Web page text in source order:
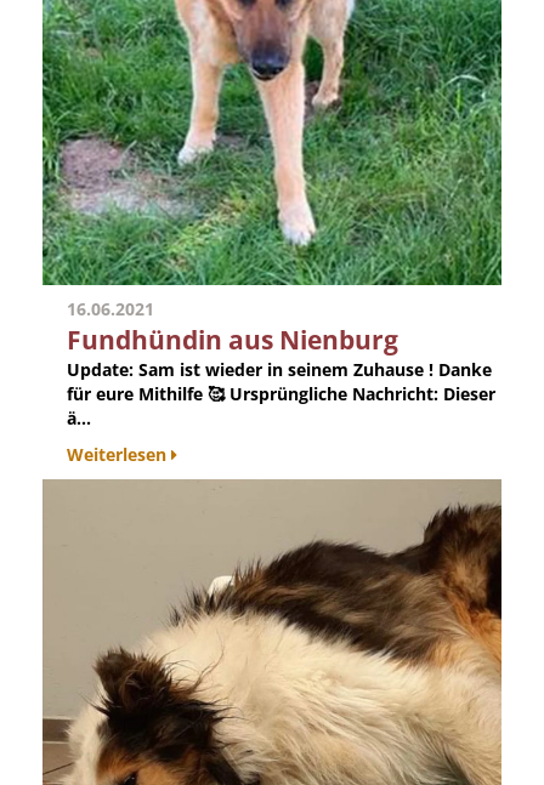
16.06.2021
Fundhündin aus Nienburg
Update: Sam ist wieder in seinem Zuhause ! Danke
für eure Mithilfe 🥰 Ursprüngliche Nachricht: Dieser
ä...
Weiterlesen